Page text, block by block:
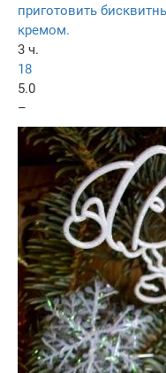
приготовить
кремом.
3 ч.
18
5.0
–